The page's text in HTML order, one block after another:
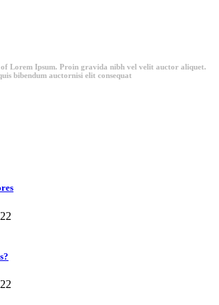
of Lorem Ipsum. Proin gravida nibh vel velit auctor aliquet.
bibendum auctornisi elit consequat